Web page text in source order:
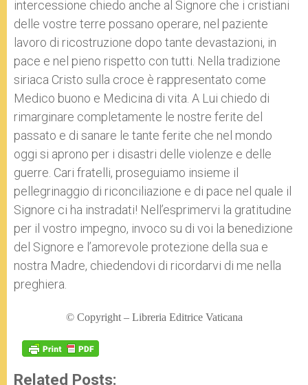
intercessione chiedo anche al Signore che i cristiani
delle vostre terre possano operare, nel paziente
lavoro di ricostruzione dopo tante devastazioni, in
pace e nel pieno rispetto con tutti. Nella tradizione
siriaca Cristo sulla croce è rappresentato come
Medico buono e Medicina di vita. A Lui chiedo di
rimarginare completamente le nostre ferite del
passato e di sanare le tante ferite che nel mondo
oggi si aprono per i disastri delle violenze e delle
guerre. Cari fratelli, proseguiamo insieme il
pellegrinaggio di riconciliazione e di pace nel quale il
Signore ci ha instradati! Nell’esprimervi la gratitudine
per il vostro impegno, invoco su di voi la benedizione
del Signore e l’amorevole protezione della sua e
nostra Madre, chiedendovi di ricordarvi di me nella
preghiera.
© Copyright – Libreria Editrice Vaticana
Related Posts: